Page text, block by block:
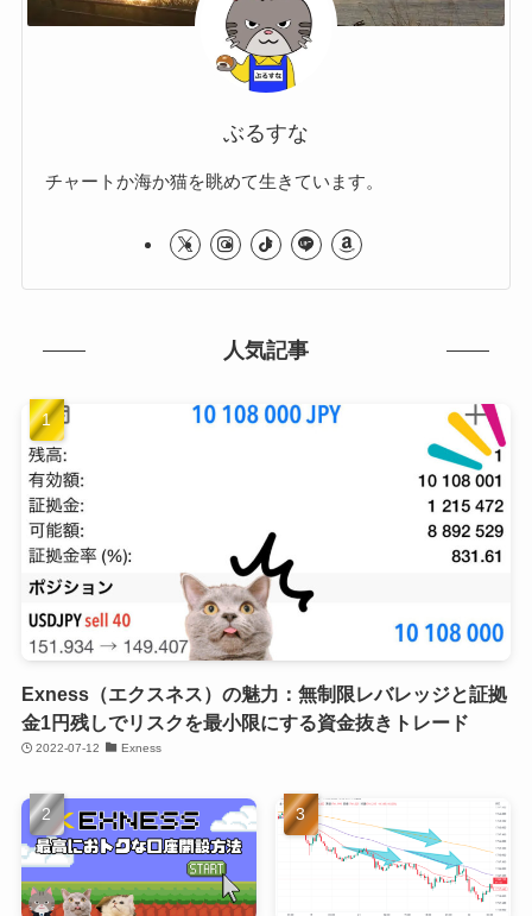
ぶるすな
チャートか海か猫を眺めて生きています。
人気記事
Exness（エクスネス）の魅力：無制限レバレッジと証拠
金1円残しでリスクを最小限にする資金抜きトレード
2022-07-12 Exness